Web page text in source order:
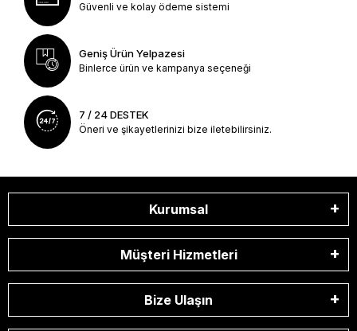
Güvenli ve kolay ödeme sistemi
Geniş Ürün Yelpazesi
Binlerce ürün ve kampanya seçeneği
7 / 24 DESTEK
Öneri ve şikayetlerinizi bize iletebilirsiniz.
Kurumsal
Müşteri Hizmetleri
Bize Ulaşın